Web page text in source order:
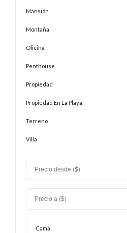
Mansión
Montaña
Oficina
Penthouse
Propiedad
Propiedad En La Playa
Terreno
Villa
Cama